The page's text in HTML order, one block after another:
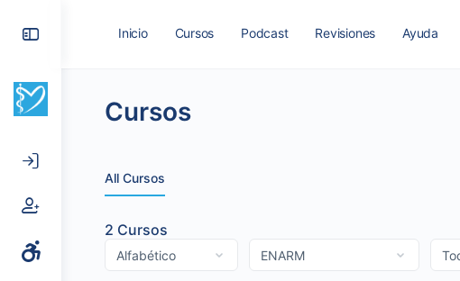
Panel
Inicio Cursos Podcast Revisiones Ayuda
Cursos
All Cursos
2 Cursos